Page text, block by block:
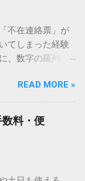
説します。 この
字・外字が出て
てこない漢字が
文字を認識する
1水準」「第2水
、人名や地名に
組織だけで作ら
含まれていない
ような番号が割
不在連絡票」が
てしまった経験
、数字の羅列を
かもしれませ
で受け取りた
で完結させた
便の会員制サー
リの連携です。
は驚くほど軽く
READ MORE »
料・便